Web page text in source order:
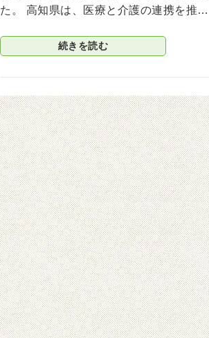
た。 高知県は、医療と介護の連携を推…
続きを読む